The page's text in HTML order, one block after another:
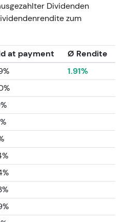
Dividenden
zum
at payment
Ø Rendite
1.91%